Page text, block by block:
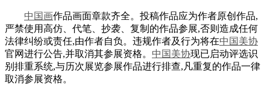
中国画作品画面章款齐全。投稿作品应为作者原创作品,
严禁使用高仿、代笔、抄袭、复制的作品参展,否则造成任何
法律纠纷或责任,由作者自负。违规作者及行为将在中国美协
官网进行公告,并取消其参展资格。 中国美协现已启动评选识
别排重系统,与历次展览参展作品进行排查,凡重复的作品一律
取消参展资格。